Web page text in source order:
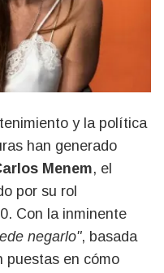
han generado
Menem, el
por su rol
Con la inminente
negarlo", basada
puestas en cómo